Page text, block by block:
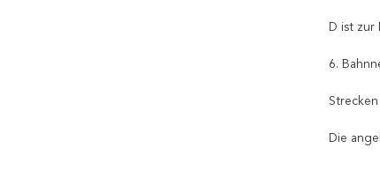
D ist zur
6.
Die